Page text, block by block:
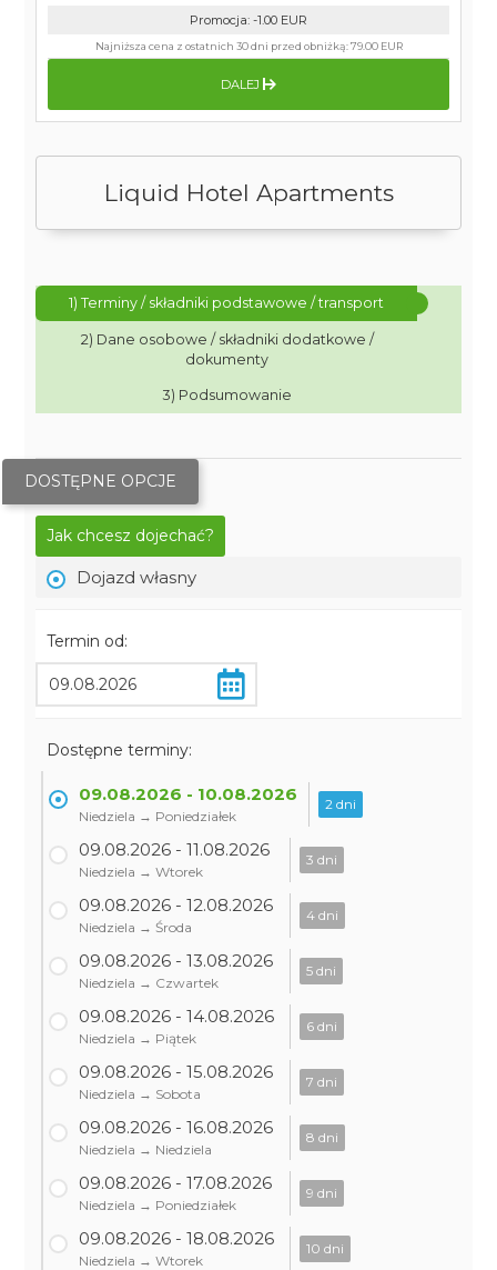
Liquid Hotel Apartments
1) Terminy / składniki podstawowe / transport
2) Dane osobowe / składniki dodatkowe /
dokumenty
3) Podsumowanie
DOSTĘPNE OPCJE
Jak chcesz dojechać?
Dojazd własny
Termin od:
Dostępne terminy:
09.08.2026 - 10.08.2026
Niedziela → Poniedziałek
2 dni
09.08.2026 - 11.08.2026
Niedziela → Wtorek
3 dni
09.08.2026 - 12.08.2026
Niedziela → Środa
4 dni
09.08.2026 - 13.08.2026
Niedziela → Czwartek
5 dni
09.08.2026 - 14.08.2026
Niedziela → Piątek
6 dni
09.08.2026 - 15.08.2026
Niedziela → Sobota
7 dni
09.08.2026 - 16.08.2026
Niedziela → Niedziela
8 dni
09.08.2026 - 17.08.2026
Niedziela → Poniedziałek
9 dni
09.08.2026 - 18.08.2026
Niedziela → Wtorek
10 dni
Promocja: -1.00 EUR
Najniższa cena z ostatnich 30 dni przed obniżką:79.00 EUR
DALEJ